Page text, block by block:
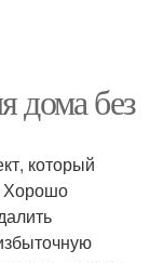
дома без
который
Хорошо